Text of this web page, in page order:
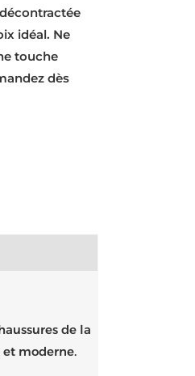
idéal. Ne
touche
dès
de la
et moderne.